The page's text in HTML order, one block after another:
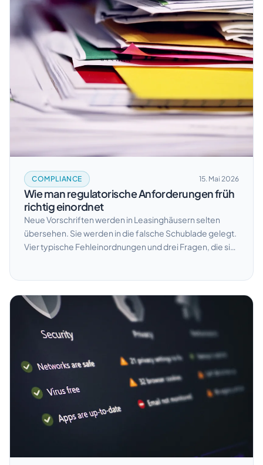
COMPLIANCE 15. Mai 2026
Wie man regulatorische Anforderungen früh
richtig einordnet
Neue Vorschriften werden in Leasinghäusern selten
übersehen. Sie werden in die falsche Schublade gelegt.
Vier typische Fehleinordnungen und drei Fragen, die sie